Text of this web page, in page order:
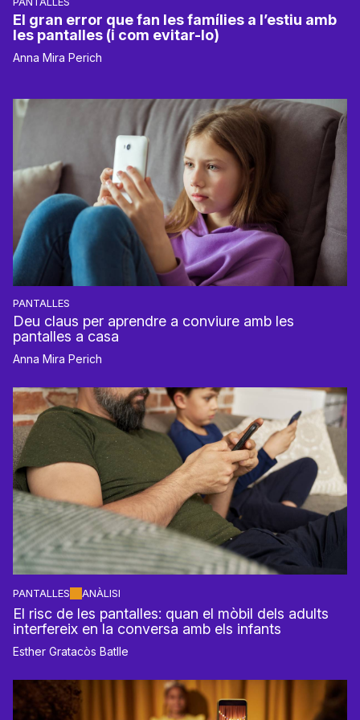
El gran error que fan les famílies a l’estiu amb
les pantalles (i com evitar-lo)
Anna Mira Perich
PANTALLES
Deu claus per aprendre a conviure amb les
pantalles a casa
Anna Mira Perich
PANTALLES ANÀLISI
El risc de les pantalles: quan el mòbil dels adults
interfereix en la conversa amb els infants
Esther Gratacòs Batlle